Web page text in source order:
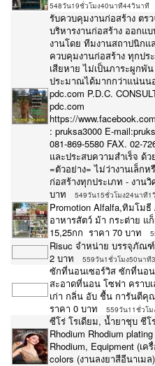
548วัน19ชั่วโมง40นาที44วินาที
รับควบคุมงานก่อสร้าง ตร
บริหารงานก่อสร้าง ออกแ
งานโดย ทีมงานสถาปนิก
ควบคุมงานก่อสร้าง ทุกปร
เสียหาย ไม่เป็นภาระผูกพั
ประมาณได้มากกว่าแน่นน
pdc.com P.D.C.
pdc.com
https://
: pruksa3000 E-
081-869-5580 FAX. 02-
และประสบความสำเร็จ ด้
=ตัวอย่าง= ไม่ว่างานเล็ก
ก่อสร้างทุกประเภท - งาน
บาท
549วัน15ชั่วโมง24นาที1
Promotion Alfalfa,ทิมโม
อาหารสัตว์ ม้า กระต่าย
15,25กก ราคา 70 บาท
Risuc จำหน่าย บรรจุภัณ
2 บาท
559วัน1ชั่วโมง50นาที
ซักที่นอนเซอร์วิส ซักที่นอ
สะอาดที่นอน โซฟา คราบ
เก่า กลิ่น อับ ชื้น การันตีคุ
ราคา 0 บาท
559วัน11ชั่วโ
ซีโร่ โรเดียม, น้ำยาชุบ ชีโ
Rhodium Rhodium
Rhodium, Equipment (เค
colors (งานลงยาสีอีนาเม